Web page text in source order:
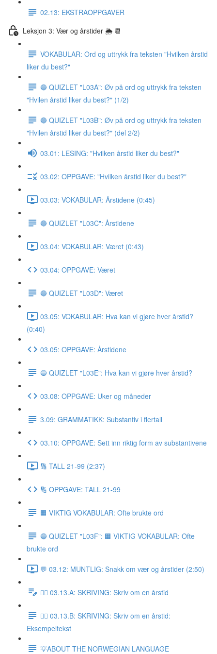
02.13: EKSTRAOPPGAVER
Leksjon 3: Vær og årstider 🌦 📆
VOKABULAR: Ord og uttrykk fra teksten "Hvilken årstid
liker du best?"
🔵 QUIZLET "L03A": Øv på ord og uttrykk fra teksten
"Hvilen årstid liker du best?" (1/2)
🔵 QUIZLET "L03B": Øv på ord og uttrykk fra teksten
"Hvilen årstid liker du best?" (del 2/2)
03.01: LESING: "Hvilken årstid liker du best?"
03.02: OPPGAVE: "Hvilken årstid liker du best?"
03.03: VOKABULAR: Årstidene (0:45)
🔵 QUIZLET "L03C": Årstidene
03.04: VOKABULAR: Været (0:43)
03.04: OPPGAVE: Været
🔵 QUIZLET "L03D": Været
03.05: VOKABULAR: Hva kan vi gjøre hver årstid?
(0:40)
03.05: OPPGAVE: Årstidene
🔵 QUIZLET "L03E": Hva kan vi gjøre hver årstid?
03.08: OPPGAVE: Uker og måneder
3.09: GRAMMATIKK: Substantiv i flertall
03.10: OPPGAVE: Sett inn riktig form av substantivene
🔢 TALL 21-99 (2:37)
🔢 OPPGAVE: TALL 21-99
🟧 VIKTIG VOKABULAR: Ofte brukte ord
🔵 QUIZLET "L03F": 🟧 VIKTIG VOKABULAR: Ofte
brukte ord
💬 03.12: MUNTLIG: Snakk om vær og årstider (2:50)
✍🏼 03.13.A: SKRIVING: Skriv om en årstid
✍🏼 03.13.B: SKRIVING: Skriv om en årstid:
Eksempeltekst
💡ABOUT THE NORWEGIAN LANGUAGE